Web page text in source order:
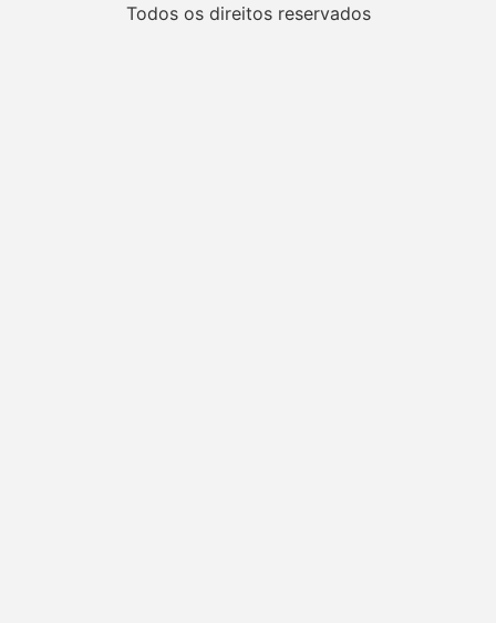
Todos os direitos reservados